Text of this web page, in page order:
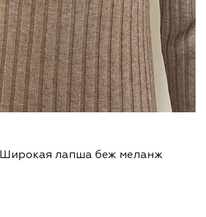
лапша беж меланж